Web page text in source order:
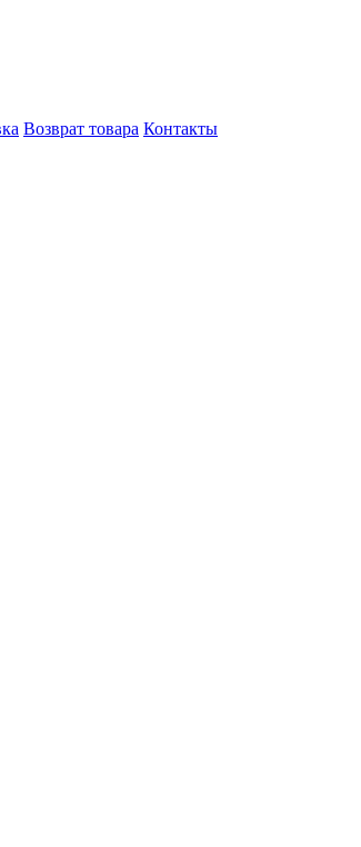
Возврат товара Контакты